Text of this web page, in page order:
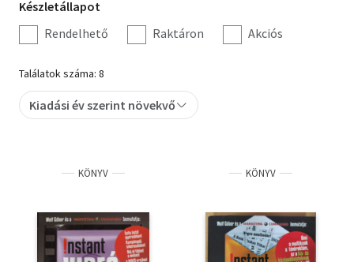
Készletállapot
szűrés
Készletállapot
Rendelhető
Raktáron Akciós
Találatok száma: 8
Kiadási év szerint növekvő
KÖNYV KÖNYV